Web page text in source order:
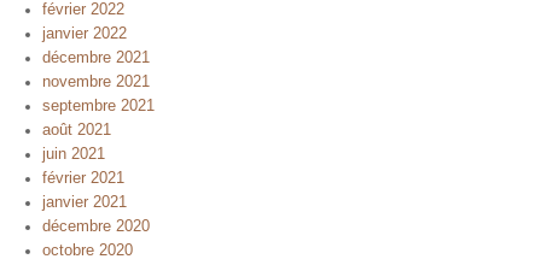
février 2022
janvier 2022
décembre 2021
novembre 2021
septembre 2021
août 2021
juin 2021
février 2021
janvier 2021
décembre 2020
octobre 2020